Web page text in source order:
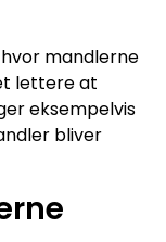
mandlerne
lettere at
eksempelvis
bliver